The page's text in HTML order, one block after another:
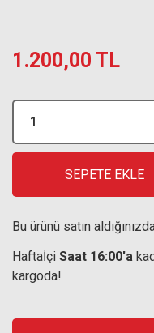
1.200,00 TL
SEPETE EKLE
Bu ürünü satın
Haftaİçi Saat 16:00'a
kargoda!